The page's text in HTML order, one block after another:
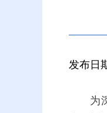
发布日
为